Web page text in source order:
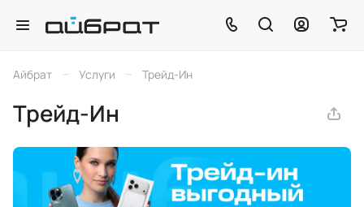
Айбрат – Услуги – Трейд-Ин
Трейд-Ин